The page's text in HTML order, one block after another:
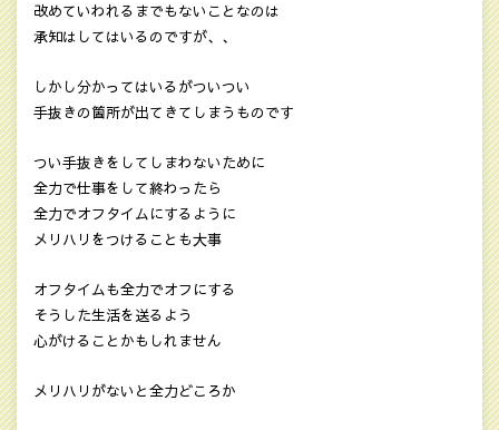
改めていわれるまでもないことなのは
承知はしてはいるのですが、、
しかし分かってはいるがついつい
手抜きの箇所が出てきてしまうものです
つい手抜きをしてしまわないために
全力で仕事をして終わったら
全力でオフタイムにするように
メリハリをつけることも大事
オフタイムも全力でオフにする
そうした生活を送るよう
心がけることかもしれません
メリハリがないと全力どころか